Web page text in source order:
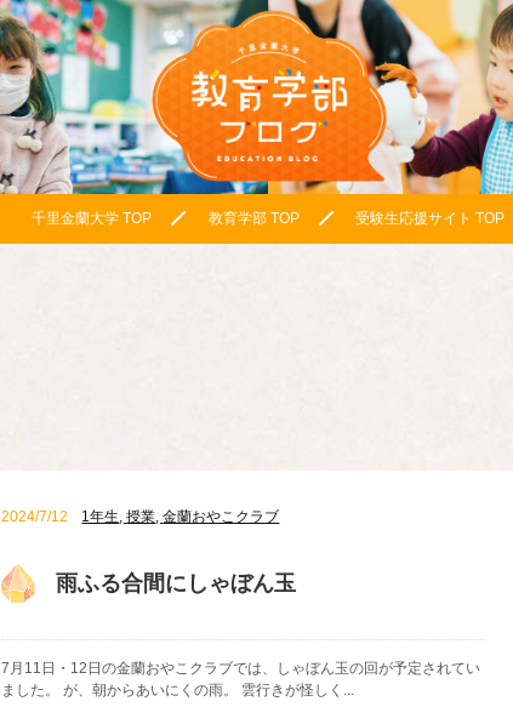
千里金蘭大学 TOP 教育学部 TOP 受験生応援サイト TOP
2024/7/12 1年生,授業,金蘭おやこクラブ
雨ふる合間にしゃぼん玉
7月11日・12日の金蘭おやこクラブでは、しゃぼん玉の回が予定されてい
ました。 が、朝からあいにくの雨。 雲行きが怪しく...